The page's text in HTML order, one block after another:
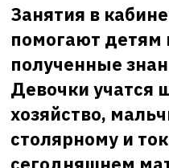
Занятия в
помогают детям
полученные
Девочки учатся
хозяйство,
столярному и